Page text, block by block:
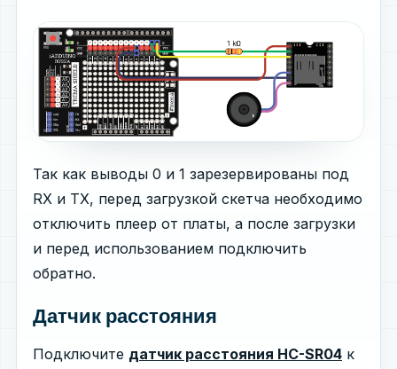
Так как выводы 0 и 1 зарезервированы под
RX и TX, перед загрузкой скетча необходимо
отключить плеер от платы, а после загрузки
и перед использованием подключить
обратно.
Датчик расстояния
Подключите датчик расстояния HC-SR04 к